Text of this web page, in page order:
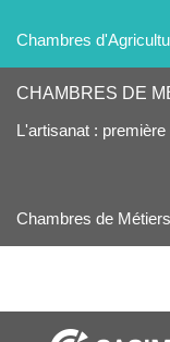
Chambres
CHAMBRES DE
L'artisanat :
Chambres de